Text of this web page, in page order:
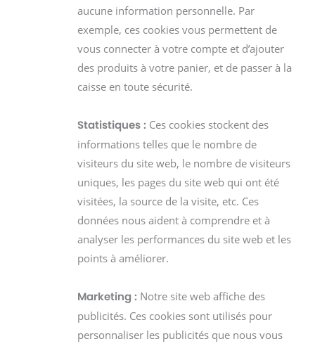
aucune information personnelle. Par
exemple, ces cookies vous permettent de
vous connecter à votre compte et d’ajouter
des produits à votre panier, et de passer à la
caisse en toute sécurité.
Statistiques : Ces cookies stockent des
informations telles que le nombre de
visiteurs du site web, le nombre de visiteurs
uniques, les pages du site web qui ont été
visitées, la source de la visite, etc. Ces
données nous aident à comprendre et à
analyser les performances du site web et les
points à améliorer.
Marketing : Notre site web affiche des
publicités. Ces cookies sont utilisés pour
personnaliser les publicités que nous vous